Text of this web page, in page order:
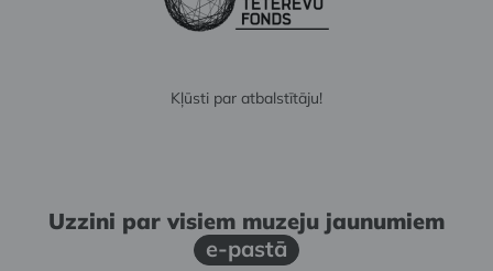
Kļūsti par atbalstītāju!
Uzzini par visiem muzeju jaunumiem
e-pastā